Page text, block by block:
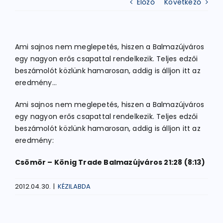
KERÉKPÁR
PÁLYÁK
ELÉRHETŐSÉGEK
Előző Következő
Ami sajnos nem meglepetés, hiszen a Balmazújváros
egy nagyon erős csapattal rendelkezik. Teljes edzői
beszámolót közlünk hamarosan, addig is álljon itt az
eredmény…
Ami sajnos nem meglepetés, hiszen a Balmazújváros
egy nagyon erős csapattal rendelkezik. Teljes edzői
beszámolót közlünk hamarosan, addig is álljon itt az
eredmény:
Csömör – König Trade Balmazújváros 21:28 (8:13)
2012.04.30. | KÉZILABDA